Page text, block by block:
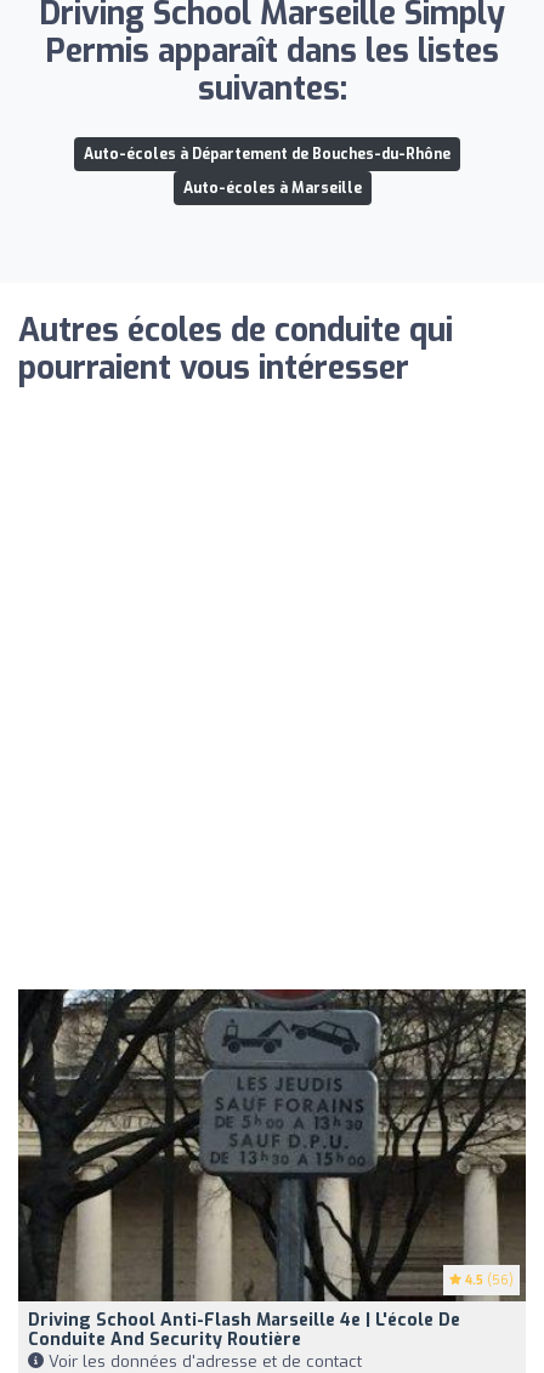
Driving School Marseille Simply
Permis apparaît dans les listes
suivantes:
Auto-écoles à Département de Bouches-du-Rhône
Auto-écoles à Marseille
Autres écoles de conduite qui
pourraient vous intéresser
4.5 (56)
Driving School Anti-Flash Marseille 4e | L'école De
Conduite And Security Routière
Voir les données d'adresse et de contact